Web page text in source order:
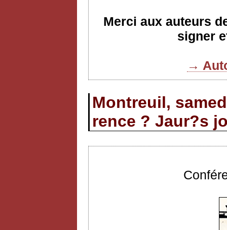
Merci aux auteurs
signer
→
Montreuil,
rence ? Jaur?s